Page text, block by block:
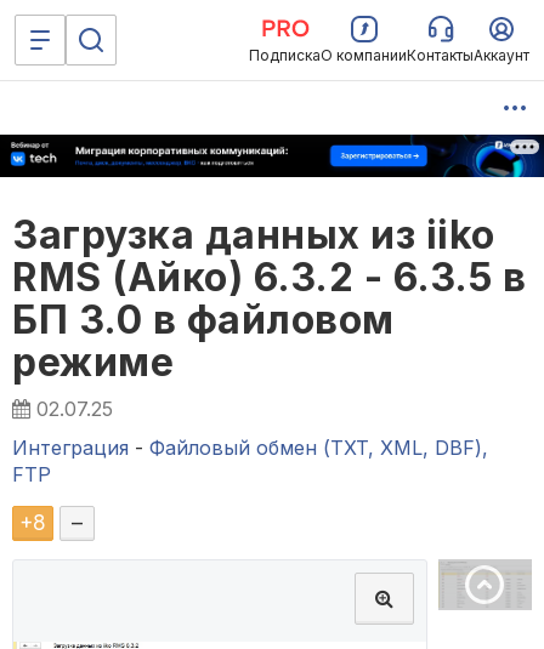
ПодпискаО компанииКонтактыАккаунт
Загрузка данных из iiko
RMS (Айко) 6.3.2 - 6.3.5 в
БП 3.0 в файловом
режиме
02.07.25
Интеграция - Файловый обмен (TXT, XML, DBF),
FTP
+8 –